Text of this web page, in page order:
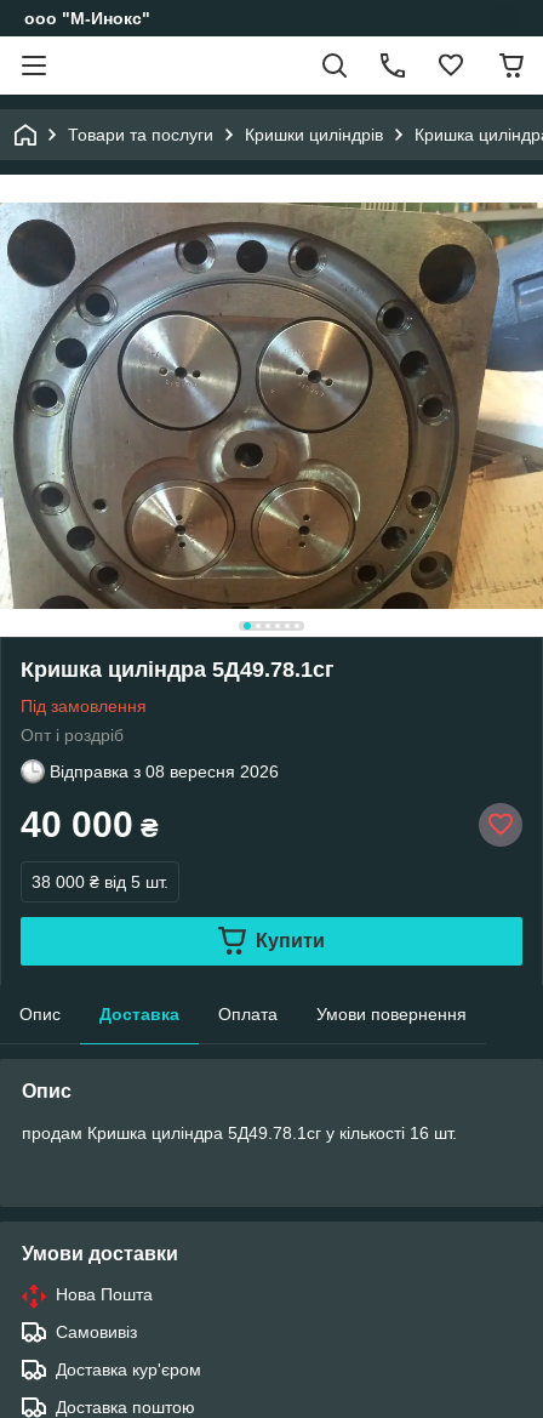
ооо "М-Инокс"
Товари та послуги Кришки циліндрів Кришка
Кришка циліндра 5Д49.78.1сг
Під замовлення
Опт і роздріб
Відправка з 08 вересня 2026
40 000 ₴
38 000 ₴ від 5 шт.
Купити
Опис Доставка Оплата Умови повернення
Опис
продам Кришка циліндра 5Д49.78.1сг у кількості 16 шт.
Умови доставки
Нова Пошта
Самовивіз
Доставка кур'єром
Доставка поштою